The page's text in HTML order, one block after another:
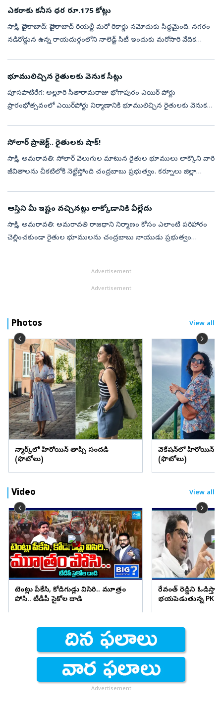
ఎకరాకు కనీస ధర రూ.175 కోట్లు
సాక్షి, హైదరాబాద్‌: హైదరాబాద్‌ రియల్టీ మరో రికార్డు నమోదుకు సిద్ధమైంది. నగరం
నడిరోడ్డున ఉన్న రాయదుర్గంలోని నాలెడ్జ్‌ సిటీ ఇందుకు మరోసారి వేదిక
భూములిచ్చిన రైతులకు వెనుక సీట్లు
పూసపాటిరేగ: అల్లూరి సీతారామరాజు భోగాపురం ఎయిర్‌ పోర్టు
ప్రారంభోత్సవంలో ఎయిర్‌పోర్టు నిర్మాణానికి భూములిచ్చిన రైతులకు వెనుక
సోలార్‌ ప్రాజెక్ట్‌.. రైతులకు షాక్‌!
సాక్షి, అమరావతి: సోలార్‌ వెలుగుల మాటున రైతుల భూములు లాక్కొని వారి
జీవితాలను చీకటిలోకి నెట్టేస్తోంది చంద్రబాబు ప్రభుత్వం. కర్నూలు జిల్లా
ఆస్తిని మీ ఇష్టం వచ్చినట్లు లాక్కోడానికి వీల్లేదు
సాక్షి, అమరావతి: అమరావతి రాజధాని నిర్మాణం కోసం ఎలాంటి పరిహారం
చెల్లించకుండా రైతుల భూములను చంద్రబాబు నాయుడు ప్రభుత్వం
Advertisement
Advertisement
Photos View all
డెన్మార్క్‌లో హీరోయిన్ తాప్సీ సందడి
(ఫొటోలు)
వెకేషన్‌లో హీరోయిన్
(ఫొటోలు)
Video View all
టెంట్లు పీకేసి, కోడిగుడ్లు విసిరి.. మూత్రం
పోసి.. టీడీపీ సైకోల దాడి
రేవంత్ రెడ్డిని ఓడిస్తా..
భయపెడుతున్న PK
Advertisement